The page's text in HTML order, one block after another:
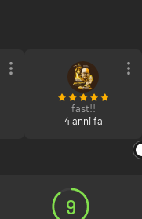
fast!!
4 anni fa
9